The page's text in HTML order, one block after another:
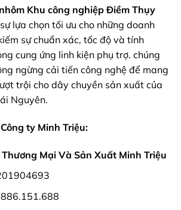
Khu công nghiệp Điềm Thụy
lựa chọn tối ưu cho những doanh
sự chuẩn xác, tốc độ và tính
cung ứng linh kiện phụ trợ. chúng
ngừng cải tiến công nghệ để mang
trội cho dây chuyền sản xuất của
Nguyên.
ty Minh Triệu:
Mại Và Sản Xuất Minh Triệu